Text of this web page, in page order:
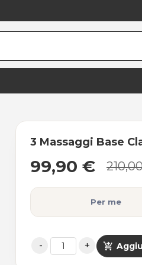
3 Massaggi Base
99,90 €
Per me
shopping_cart_checkout
99,90 €